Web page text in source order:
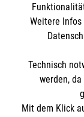
Sharepoint
Bank:
IBAN:
BIC:
So
Weitere
Technisch
werden,
Mit dem Klick